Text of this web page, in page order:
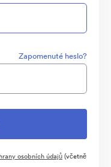
Zapomenuté heslo?
osobních údajů(včetně